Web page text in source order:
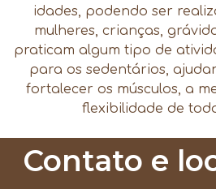
idades, podendo ser
mulheres, crianças,
praticam algum tipo de
para os sedentários,
fortalecer os músculos, a
flexibilidade de
Contato e